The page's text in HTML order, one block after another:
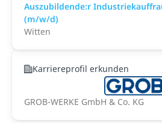
Auszubildende:r
(m/w/d)
Witten
Karriereprofil erkunden
GROB-WERKE GmbH & Co. KG